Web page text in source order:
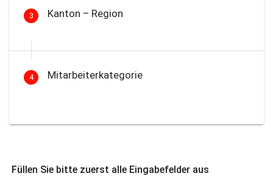
3 Kanton – Region
4 Mitarbeiterkategorie
Füllen Sie bitte zuerst alle Eingabefelder aus